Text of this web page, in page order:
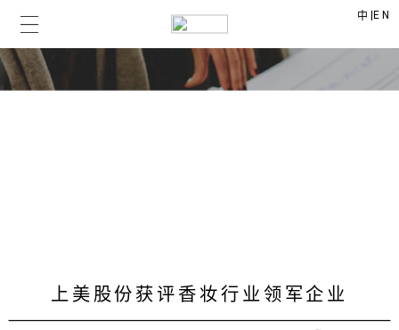
中 |EN
上美股份获评香妆行业领军企业